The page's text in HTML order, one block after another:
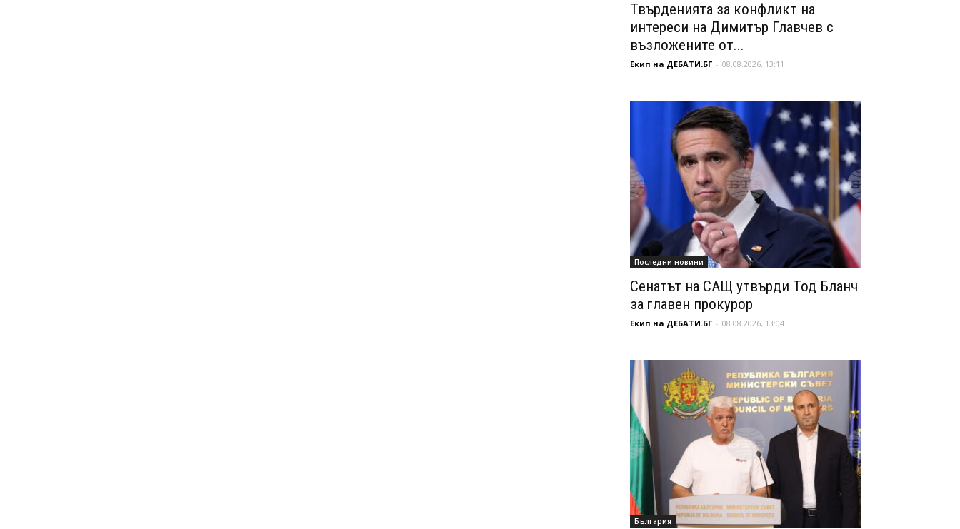
Твърденията за конфликт на
интереси на Димитър Главчев с
възложените от...
Екип на ДЕБАТИ.БГ - 08.08.2026, 13:11
Последни новини
Сенатът на САЩ утвърди Тод Бланч
за главен прокурор
Екип на ДЕБАТИ.БГ - 08.08.2026, 13:04
България